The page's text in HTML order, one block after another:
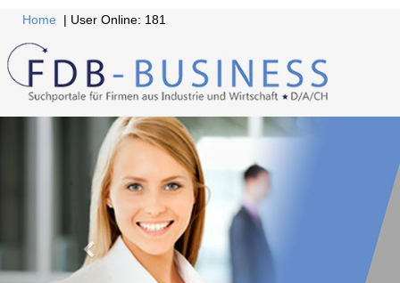
Home | User Online: 181